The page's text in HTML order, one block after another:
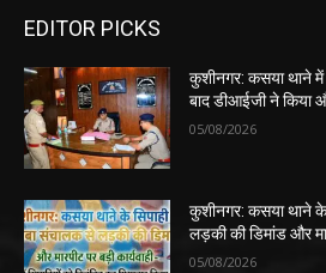
EDITOR PICKS
कुशीनगर: कसया थाने में
बाद डीआईजी ने किया
05/08/2026
कुशीनगर: कसया थाने के
लड़की की डिमांड और
05/08/2026